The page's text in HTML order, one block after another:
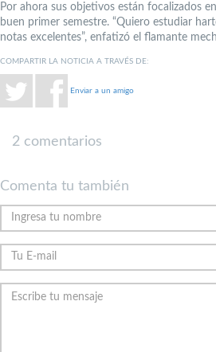
Por ahora sus objetivos están focalizados
buen primer semestre. “Quiero estudiar
notas excelentes”, enfatizó el flamante
COMPARTIR LA NOTICIA A TRAVÉS DE:
Enviar a un amigo
2 comentarios
Comenta tu también